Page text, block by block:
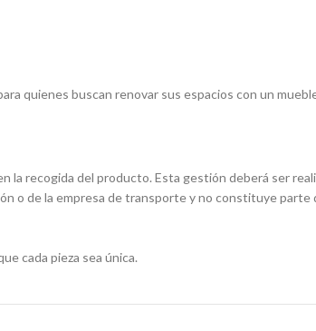
quienes buscan renovar sus espacios con un
la recogida del producto. Esta gestión deberá ser
o de la empresa de transporte y no constituye parte
cada pieza sea única.